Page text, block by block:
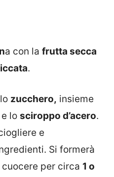
a con la frutta secca
.
zucchero, insieme
lo sciroppo d’acero.
e
Si formerà
per circa 1 o